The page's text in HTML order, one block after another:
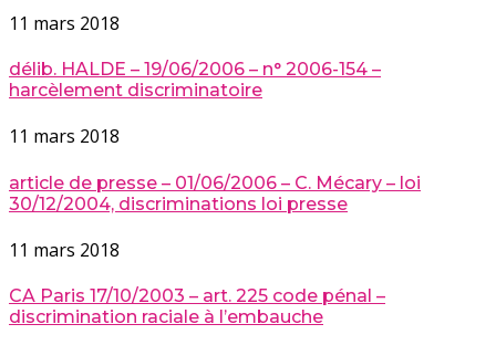
11 mars 2018
délib. HALDE – 19/06/2006 – n° 2006-154 –
harcèlement discriminatoire
11 mars 2018
article de presse – 01/06/2006 – C. Mécary – loi
30/12/2004, discriminations loi presse
11 mars 2018
CA Paris 17/10/2003 – art. 225 code pénal –
discrimination raciale à l’embauche